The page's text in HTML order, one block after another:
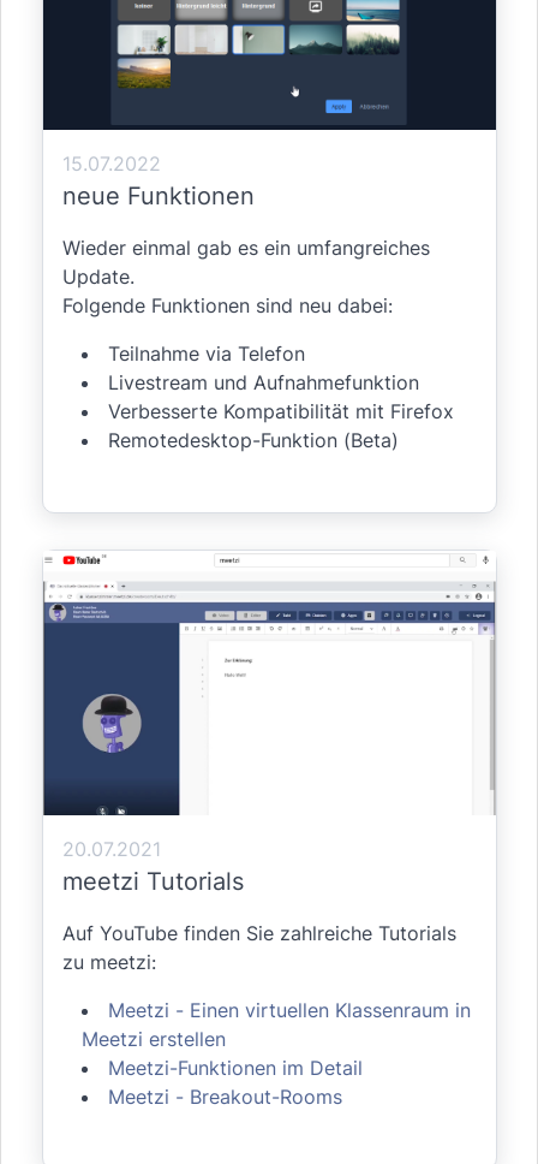
15.07.2022
neue Funktionen
Wieder einmal gab es ein umfangreiches
Update.
Folgende Funktionen sind neu dabei:
Teilnahme via Telefon
Livestream und Aufnahmefunktion
Verbesserte Kompatibilität mit Firefox
Remotedesktop-Funktion (Beta)
20.07.2021
meetzi Tutorials
Auf YouTube finden Sie zahlreiche Tutorials
zu meetzi:
Meetzi - Einen virtuellen Klassenraum in
Meetzi erstellen
Meetzi-Funktionen im Detail
Meetzi - Breakout-Rooms